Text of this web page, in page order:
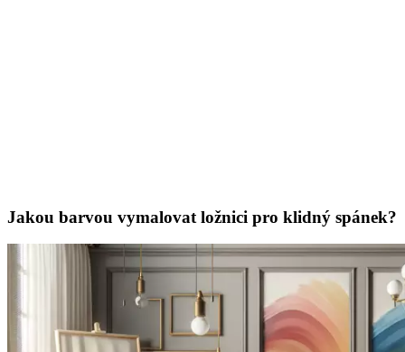
Jakou barvou vymalovat ložnici pro klidný spánek?